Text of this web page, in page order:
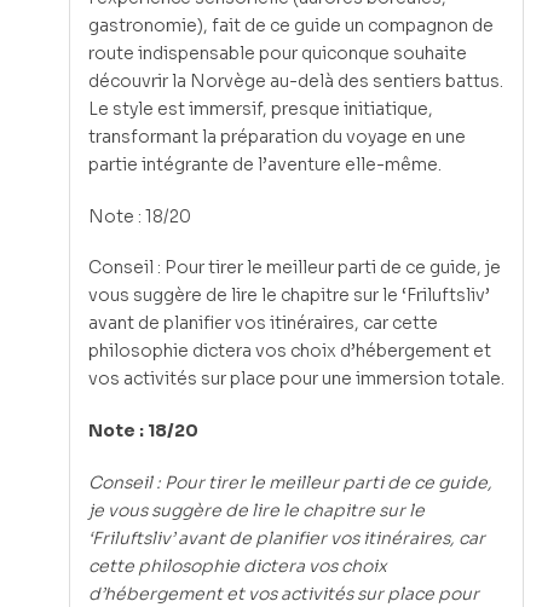
gastronomie), fait de ce guide un compagnon de
route indispensable pour quiconque souhaite
découvrir la Norvège au-delà des sentiers battus.
Le style est immersif, presque initiatique,
transformant la préparation du voyage en une
partie intégrante de l’aventure elle-même.
Note : 18/20
Conseil : Pour tirer le meilleur parti de ce guide, je
vous suggère de lire le chapitre sur le ‘Friluftsliv’
avant de planifier vos itinéraires, car cette
philosophie dictera vos choix d’hébergement et
vos activités sur place pour une immersion totale.
Note : 18/20
Conseil : Pour tirer le meilleur parti de ce guide,
je vous suggère de lire le chapitre sur le
‘Friluftsliv’ avant de planifier vos itinéraires, car
cette philosophie dictera vos choix
d’hébergement et vos activités sur place pour